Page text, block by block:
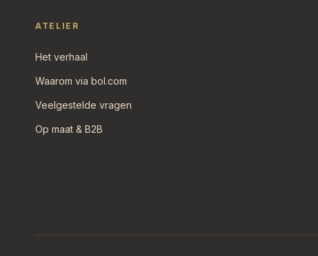
ATELIER
Het verhaal
Waarom via bol.com
Veelgestelde vragen
Op maat & B2B